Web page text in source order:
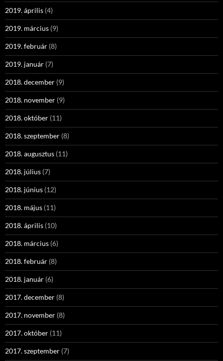
2019. április (4)
2019. március (9)
2019. február (8)
2019. január (7)
2018. december (9)
2018. november (9)
2018. október (11)
2018. szeptember (8)
2018. augusztus (11)
2018. július (7)
2018. június (12)
2018. május (11)
2018. április (10)
2018. március (6)
2018. február (8)
2018. január (6)
2017. december (8)
2017. november (8)
2017. október (11)
2017. szeptember (7)